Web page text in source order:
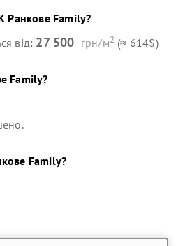
Ранкове Family?
від: 27 500 грн/м2 (≈ 614$)
Family?
.
Family?